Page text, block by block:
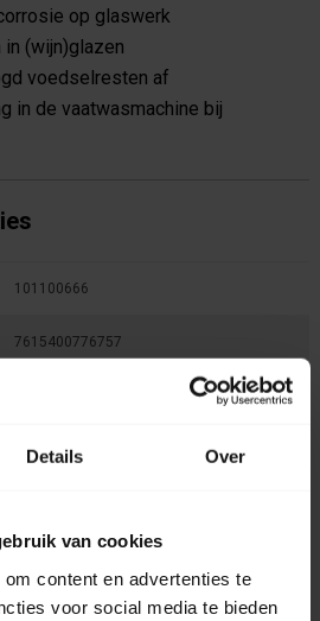
Details Over
van cookies
content en advertenties te
voor social media te bieden
op glaswerk
(wijn)glazen
voedselresten af
in de vaatwasmachine bij
101100666
7615400776757